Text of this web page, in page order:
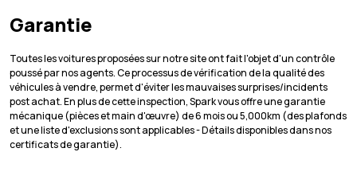
Garantie
Toutes les voitures proposées sur notre site ont fait l'objet d'un contrôle
poussé par nos agents. Ce processus de vérification de la qualité des
véhicules à vendre, permet d'éviter les mauvaises surprises/incidents
post achat. En plus de cette inspection, Spark vous offre une garantie
mécanique (pièces et main d'œuvre) de 6 mois ou 5,000km (des plafonds
et une liste d'exclusions sont applicables - Détails disponibles dans nos
certificats de garantie).